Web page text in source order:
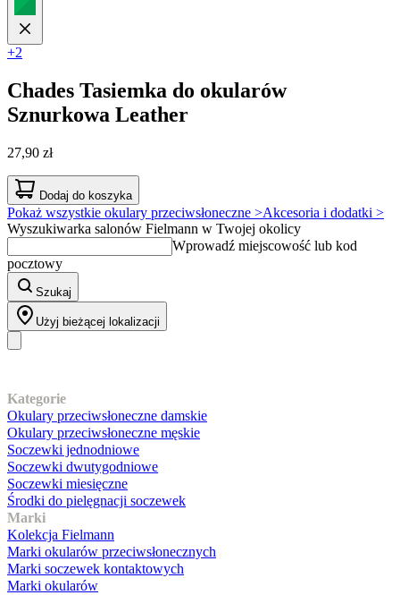
+2
Chades Tasiemka do okularów
Sznurkowa Leather
27,90 zł
Dodaj do koszyka
Pokaż wszystkie okulary przeciwsłoneczne >Akcesoria i dodatki >
Wyszukiwarka salonów Fielmann w Twojej okolicy
Wprowadź miejscowość lub kod
pocztowy
Szukaj
Użyj bieżącej lokalizacji
Kategorie
Okulary przeciwsłoneczne damskie
Okulary przeciwsłoneczne męskie
Soczewki jednodniowe
Soczewki dwutygodniowe
Soczewki miesięczne
Środki do pielęgnacji soczewek
Marki
Kolekcja Fielmann
Marki okularów przeciwsłonecznych
Marki soczewek kontaktowych
Marki okularów